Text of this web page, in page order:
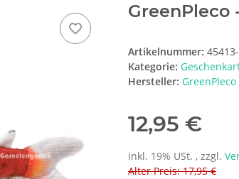
GreenPleco
Artikelnummer:
Kategorie:
Hersteller: GreenPleco
12,95 €
inkl. 19% USt. , zzgl.
Alter Preis: 17,95 €